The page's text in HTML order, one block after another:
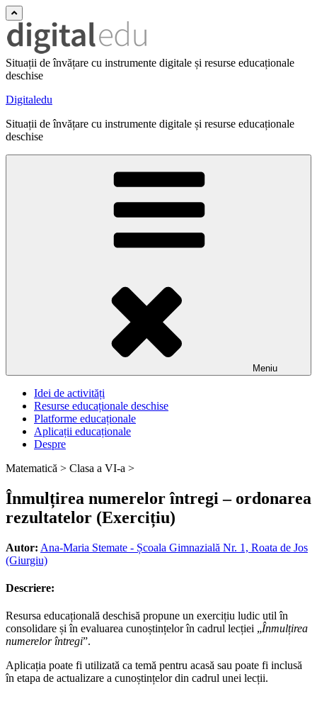
Situații de învățare cu instrumente digitale și resurse educaționale
deschise
Digitaledu
Situații de învățare cu instrumente digitale și resurse educaționale
deschise
Meniu
Idei de activități
Resurse educaționale deschise
Platforme educaționale
Aplicații educaționale
Despre
Matematică > Clasa a VI-a >
Înmulțirea numerelor întregi – ordonarea
rezultatelor (Exercițiu)
Autor: Ana-Maria Stemate - Școala Gimnazială Nr. 1, Roata de Jos
(Giurgiu)
Descriere:
Resursa educațională deschisă propune un exercițiu ludic util în
consolidare și în evaluarea cunoștințelor în cadrul lecției „Înmulțirea
numerelor întregi”.
Aplicația poate fi utilizată ca temă pentru acasă sau poate fi inclusă
în etapa de actualizare a cunoștințelor din cadrul unei lecții.